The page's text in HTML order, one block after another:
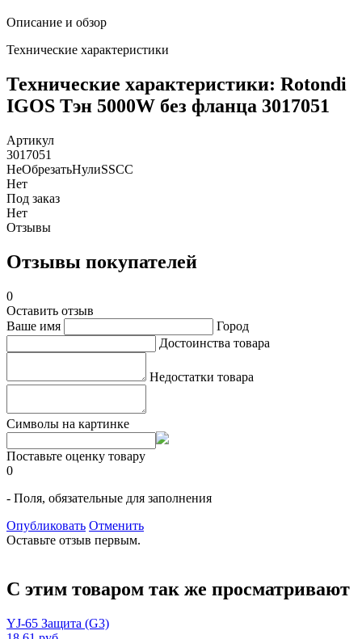
Описание и обзор
Технические характеристики
Технические характеристики: Rotondi
IGOS Тэн 5000W без фланца 3017051
Артикул
3017051
НеОбрезатьНулиSSCC
Нет
Под заказ
Нет
Отзывы
Отзывы покупателей
0
Оставить отзыв
Ваше имя
Город
Достоинства товара
Недостатки товара
Символы на картинке
Поставьте оценку товару
0
- Поля, обязательные для заполнения
Опубликовать Отменить
Оставьте отзыв первым.
С этим товаром так же просматривают
YJ-65 Защита (G3)